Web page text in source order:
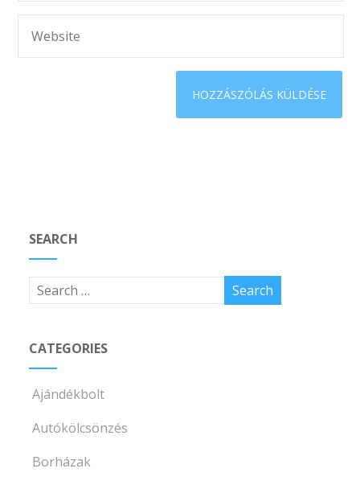
SEARCH
CATEGORIES
Ajándékbolt
Autókölcsönzés
Borházak